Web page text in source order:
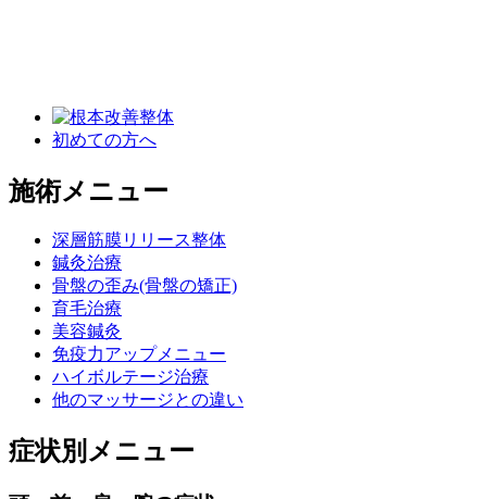
初めての方へ
施術メニュー
深層筋膜リリース整体
鍼灸治療
骨盤の歪み(骨盤の矯正)
育毛治療
美容鍼灸
免疫力アップメニュー
ハイボルテージ治療
他のマッサージとの違い
症状別メニュー